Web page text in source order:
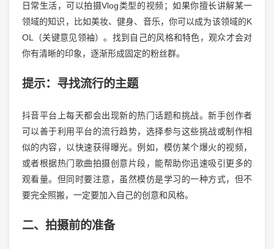
日常生活，可以拍摄Vlog类型的视频；如果你擅长讲解某一
领域的知识，比如美妆、健身、音乐，你可以成为该领域的K
OL（关键意见领袖）。找到自己的风格和特色，观众才会对
你有清晰的印象，逐渐形成固定的粉丝群。
提示：寻找流行的主题
抖音平台上每天都会出现新的热门话题和挑战。新手创作者
可以善于利用平台的流行趋势，选择参与这些挑战或制作相
似的内容，以快速获得曝光。例如，模仿某个爆火的视频，
或者根据热门歌曲拍摄创意片段，能帮助你迅速吸引更多的
观看量。但同时要注意，虽然模仿是学习的一种方式，但不
要完全照搬，一定要加入自己的创意和风格。
二、拍摄前的准备